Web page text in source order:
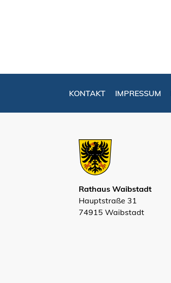
KONTAKT IMPRESSUM
Rathaus Waibstadt
Hauptstraße 31
74915 Waibstadt